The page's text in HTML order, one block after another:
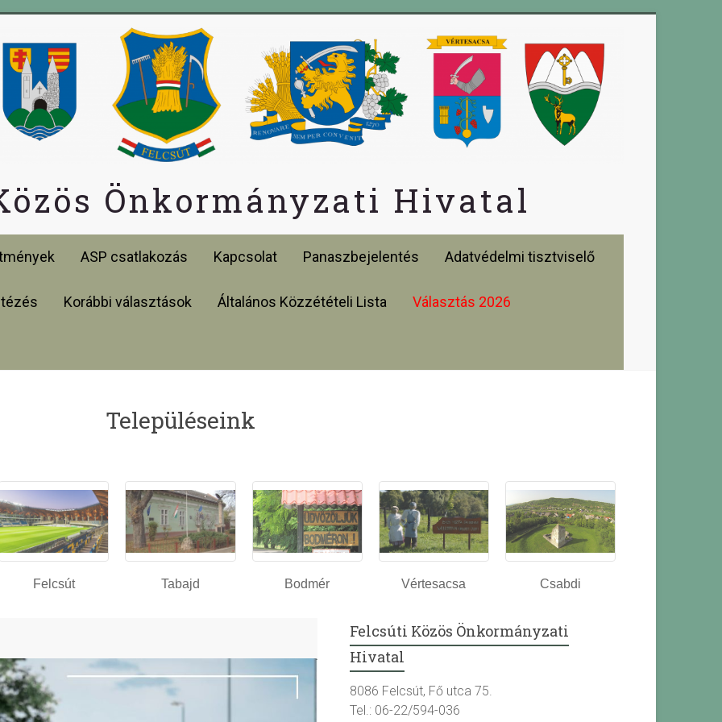
Önkormányzati Hivatal
ASP csatlakozás Kapcsolat Panaszbejelentés Adatvédelmi tisztviselő
Korábbi választások Általános Közzétételi Lista Választás 2026
Településeink
Felcsút Tabajd Bodmér Vértesacsa Csabdi
Felcsúti Közös Önkormányzati
Hivatal
8086 Felcsút, Fő utca 75.
Tel.: 06-22/594-036